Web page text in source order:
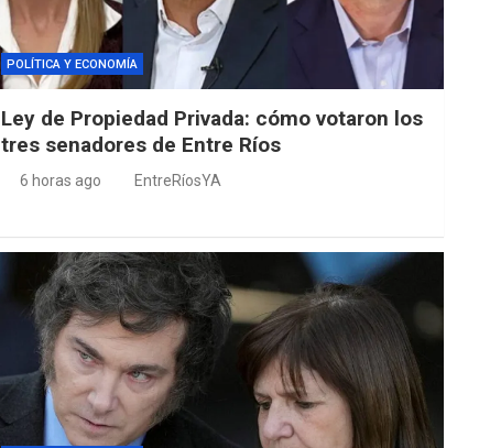
POLÍTICA Y ECONOMÍA
Ley de Propiedad Privada: cómo votaron los
tres senadores de Entre Ríos
6 horas ago EntreRíosYA